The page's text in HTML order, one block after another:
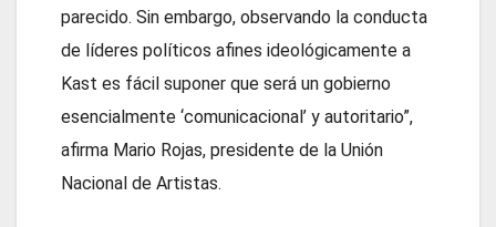
parecido. Sin embargo, observando la conducta
de líderes políticos afines ideológicamente a
Kast es fácil suponer que será un gobierno
esencialmente ‘comunicacional’ y autoritario”,
afirma Mario Rojas, presidente de la Unión
Nacional de Artistas.